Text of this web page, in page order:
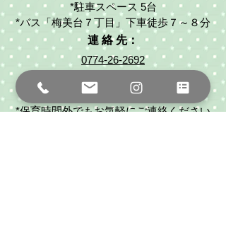
*駐車スペース 5台
*バス「梅美台７丁目」下車徒歩７～８分
連 絡 先：
0774-26-2692
ouchihoiku2017sora@gmail.com
*保育時間外でもお気軽にご連絡ください